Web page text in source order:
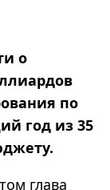
о
по
год из 35
глава